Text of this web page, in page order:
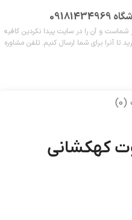
و آن را در سایت پیدا نکردین کافیه
آنرا برای شما ارسال کنیم. تلفن مشاوره
کهکشانی